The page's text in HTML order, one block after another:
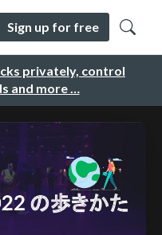
privately, control
and more …
Sign up for free